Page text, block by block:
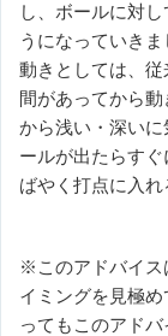
し、ボールに対
うになっていきま
動きとしては、
間があってから
から浅い・深い
ールが出たらす
ばやく打点に入れ
※このアドバイス
イミングを見極
ってもこのアド